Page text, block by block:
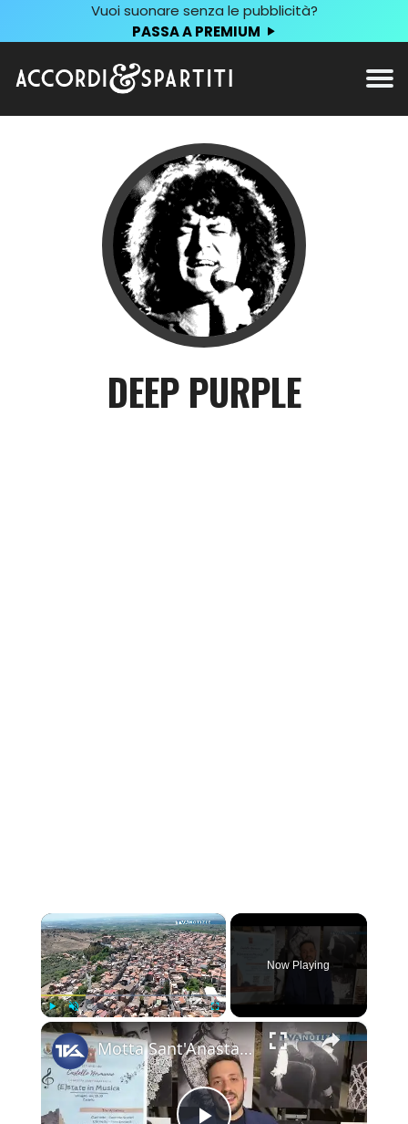
Vuoi suonare senza le pubblicità?
PASSA A PREMIUM
DEEP PURPLE
×
Play Unmute Fullscreen
Now Playing
×
Motta Sant'Anastasia. L'omaggio al tenore mottese Giuseppe Di Stefano nel giorno della sua nascita.